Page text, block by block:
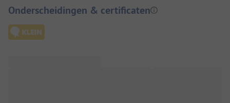
Onderscheidingen & certificaten